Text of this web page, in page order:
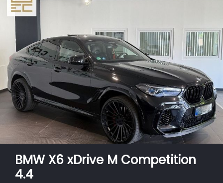
BMW X6 xDrive M Competition
4.4